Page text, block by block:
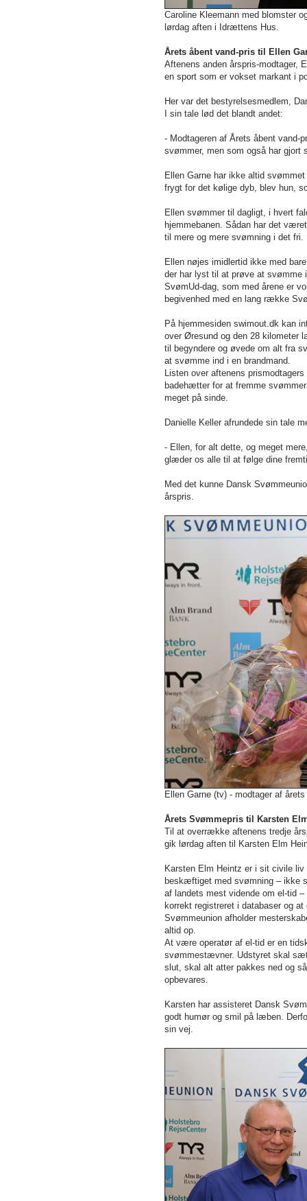
Caroline Kleemann med blomster
lørdag aften i Idrættens Hus.
Årets åbent vand-pris til Ellen
Aftenens anden årspris-modtager,
en sport som er vokset markant i
Her var det bestyrelsesmedlem,
I sin tale lød det blandt andet:
- Modtageren af Årets åbent vand-
svømmer, men som også har gjort
Ellen Garne har ikke altid
frygt for det kølige dyb, blev hun,
Ellen svømmer til dagligt, i hvert
hjemmebanen. Sådan har det
til mere og mere svømning i det fri.
Ellen nøjes imidlertid ikke med
der har lyst til at prøve at svømme
SvømUd-dag, som med årene er
begivenhed med en lang række
På hjemmesiden swimout.dk kan
over Øresund og den 28 kilometer
til begyndere og øvede om alt fra
at svømme ind i en brandmand.
Listen over aftenens
badehætter for at fremme
meget på sinde.
Danielle Keller afrundede sin tale
- Ellen, for alt dette, og meget
glæder os alle til at følge dine
Med det kunne Dansk
årspris.
Ellen Garne (tv) - modtager af
Årets Svømmepris til Karsten
Til at overrække aftenens tredje
gik lørdag aften til Karsten Elm
Karsten Elm Heintz er i sit civile
beskæftiget med svømning – ikke
af landets mest vidende om el-tid
korrekt registreret i databaser og
Svømmeunion afholder
altid op.
At være operatør af el-tid er en
svømmestævner. Udstyret skal
slut, skal alt atter pakkes ned og
opbevares.
Karsten har assisteret Dansk
godt humør og smil på læben.
sin vej.